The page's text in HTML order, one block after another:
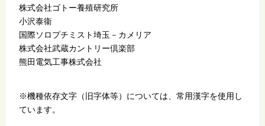
株式会社ゴトー養殖研究所
小沢泰衞
国際ソロプチミスト埼玉－カメリア
株式会社武蔵カントリー倶楽部
熊田電気工事株式会社
※機種依存文字（旧字体等）については、常用漢字を使用し
ています。